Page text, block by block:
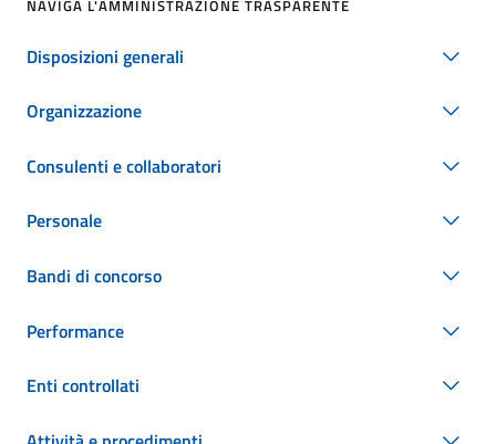
NAVIGA L'AMMINISTRAZIONE TRASPARENTE
Disposizioni generali
Organizzazione
Consulenti e collaboratori
Personale
Bandi di concorso
Performance
Enti controllati